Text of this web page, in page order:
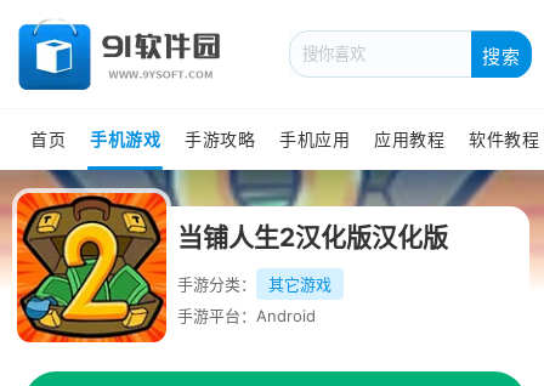
搜索
首页 手机游戏 手游攻略 手机应用 应用教程 软件教程
当铺人生2汉化版汉化版
手游分类：
其它游戏
手游平台：Android